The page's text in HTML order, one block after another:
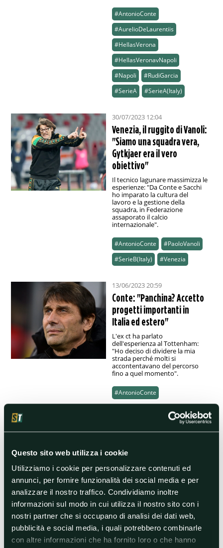
Questo sito web utilizza i cookie
Utilizziamo i cookie per personalizzare contenuti ed
annunci, per fornire funzionalità dei social media e per
analizzare il nostro traffico. Condividiamo inoltre
informazioni sul modo in cui utilizza il nostro sito con i
nostri partner che si occupano di analisi dei dati web,
pubblicità e social media, i quali potrebbero combinarle
con altre informazioni che ha fornito loro o che hanno
#AntonioConte
#AurelioDeLaurentiis
#HellasVerona
#HellasVeronavNapoli
#Napoli
#RudiGarcia
#SerieA
#SerieA(Italy)
30/07/2023 12:04
Venezia, il ruggito di Vanoli:
"Siamo una squadra vera,
Gytkjaer era il vero
obiettivo"
Il tecnico lagunare massimizza le
esperienze: "Da Conte e Sacchi
ho imparato la cultura del
lavoro e la gestione della
squadra, in Federazione
assaporato il calcio
internazionale".
#AntonioConte
#PaoloVanoli
#SerieB(Italy)
#Venezia
13/06/2023 20:59
Conte: "Panchina? Accetto
progetti importanti in
Italia ed estero"
L'ex ct ha parlato
dell'esperienza al Tottenham:
"Ho deciso di dividere la mia
strada perché molti si
accontentavano del percorso
fino a quel momento".
#AntonioConte
Napoli, Spalletti ai saluti:
Secondo il Corriere dello Sport, il
tecnico leccese sarebbe il
favorito per la panchina azzurra.
Ma attenzione a De Zerbi,
Gasperini e Italiano
#AntonioConte
#LucianoSpalletti
#Napoli